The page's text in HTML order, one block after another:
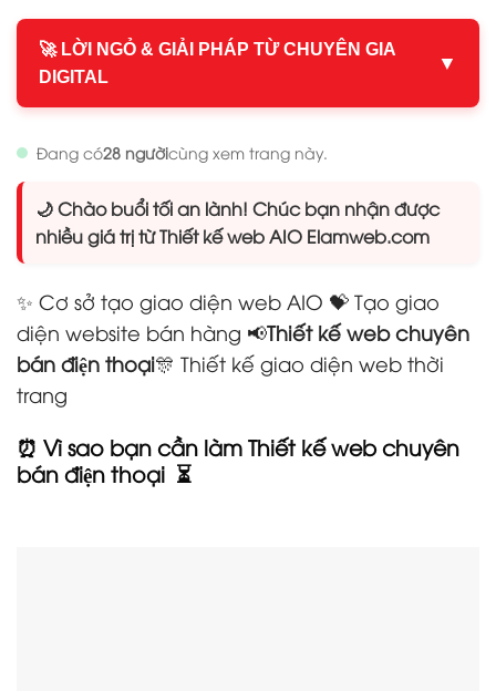
🚀 LỜI NGỎ & GIẢI PHÁP TỪ CHUYÊN GIA
DIGITAL
▼
Đang có28 ngườicùng xem trang này.
🌙 Chào buổi tối an lành! Chúc bạn nhận được
nhiều giá trị từ Thiết kế web AIO Elamweb.com
✨ Cơ sở tạo giao diện web AIO 💝 Tạo giao
diện website bán hàng 📢Thiết kế web chuyên
bán điện thoại🎊 Thiết kế giao diện web thời
trang
⏰ Vì sao bạn cần làm Thiết kế web chuyên
bán điện thoại ⏳